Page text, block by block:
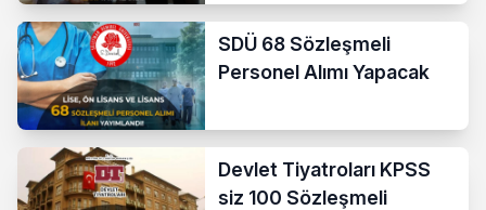
SDÜ 68 Sözleşmeli
Personel Alımı Yapacak
Devlet Tiyatroları KPSS
siz 100 Sözleşmeli